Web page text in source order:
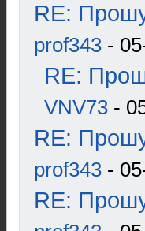
RE:
prof343 -
RE:
VNV73 -
RE:
prof343 -
RE: